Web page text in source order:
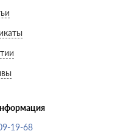
19-68